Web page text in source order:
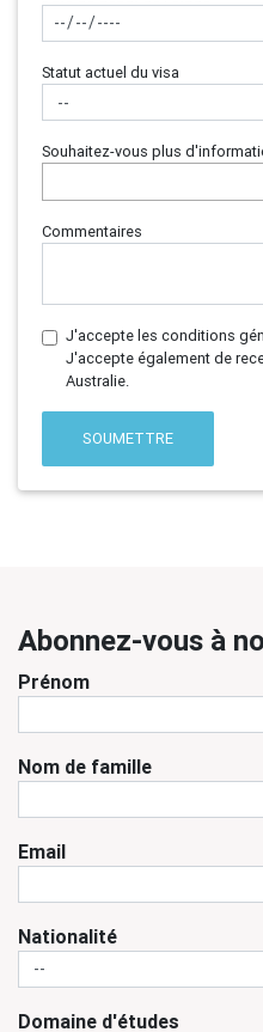
Statut actuel du visa
Souhaitez-vous plus
Commentaires
J'accepte les conditions
J'accepte également de
Australie.
SOUMETTRE
Abonnez-vous à
Prénom
Nom de famille
Email
Nationalité
Domaine d'études